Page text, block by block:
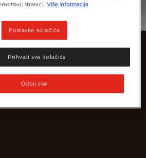
stranici. Više informacija
Postavke kolačića
Odbij sve
Prihvati sve kolačiće